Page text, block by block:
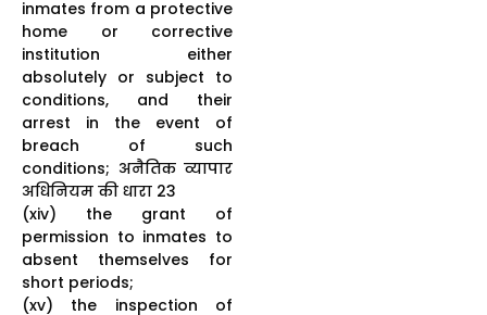
inmates from a protective
home or corrective
institution either
absolutely or subject to
conditions, and their
arrest in the event of
breach of such
conditions; अनैतिक व्यापार
अधिनियम की धारा 23
(xiv) the grant of
permission to inmates to
absent themselves for
short periods;
(xv) the inspection of